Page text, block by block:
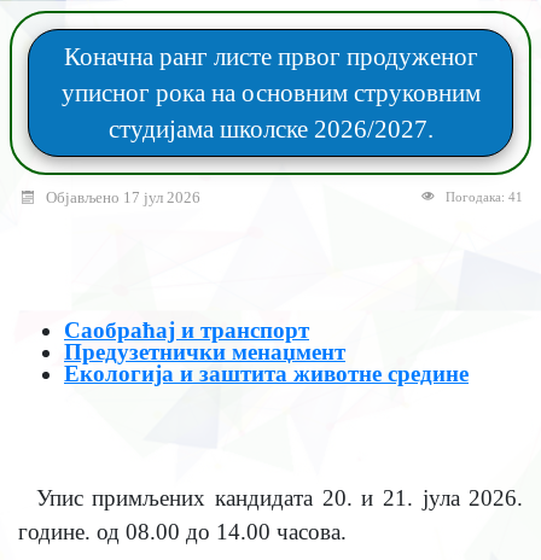
Коначна ранг листе првог продуженог
уписног рока на основним струковним
студијама школске 2026/2027.
Објављено 17 јул 2026 Погодака: 41
Саобраћај и транспорт
Предузетнички менаџмент
Екологија и заштита животне средине
Упис примљених кандидата 20. и 21. јула 2026.
године. од 08.00 до 14.00 часова.